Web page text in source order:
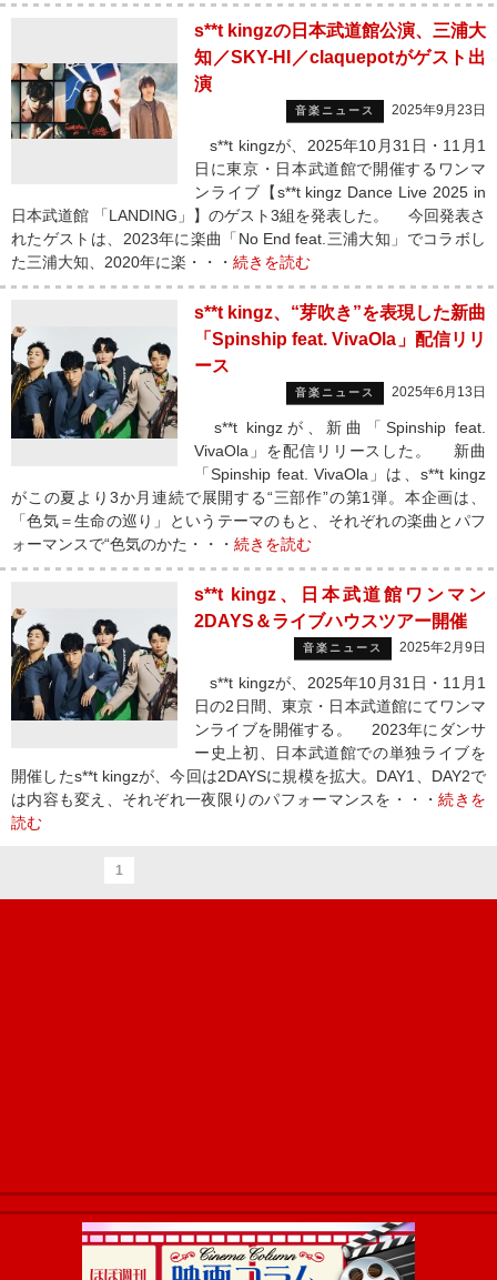
s**t kingzの日本武道館公演、三浦大
知／SKY-HI／claquepotがゲスト出
演
音楽ニュース 2025年9月23日
s**t kingzが、2025年10月31日・11月1
日に東京・日本武道館で開催するワンマ
ンライブ【s**t kingz Dance Live 2025 in
日本武道館 「LANDING」】のゲスト3組を発表した。 今回発表さ
れたゲストは、2023年に楽曲「No End feat.三浦大知」でコラボし
た三浦大知、2020年に楽・・・ 続きを読む
s**t kingz、“芽吹き”を表現した新曲
「Spinship feat. VivaOla」配信リリ
ース
音楽ニュース 2025年6月13日
s**t kingzが、新曲「Spinship feat.
VivaOla」を配信リリースした。 新曲
「Spinship feat. VivaOla」は、s**t kingz
がこの夏より3か月連続で展開する“三部作”の第1弾。本企画は、
「色気＝生命の巡り」というテーマのもと、それぞれの楽曲とパフ
ォーマンスで“色気のかた・・・ 続きを読む
s**t kingz、日本武道館ワンマン
2DAYS＆ライブハウスツアー開催
音楽ニュース 2025年2月9日
s**t kingzが、2025年10月31日・11月1
日の2日間、東京・日本武道館にてワンマ
ンライブを開催する。 2023年にダンサ
ー史上初、日本武道館での単独ライブを
開催したs**t kingzが、今回は2DAYSに規模を拡大。DAY1、DAY2で
は内容も変え、それぞれ一夜限りのパフォーマンスを・・・続きを
読む
1